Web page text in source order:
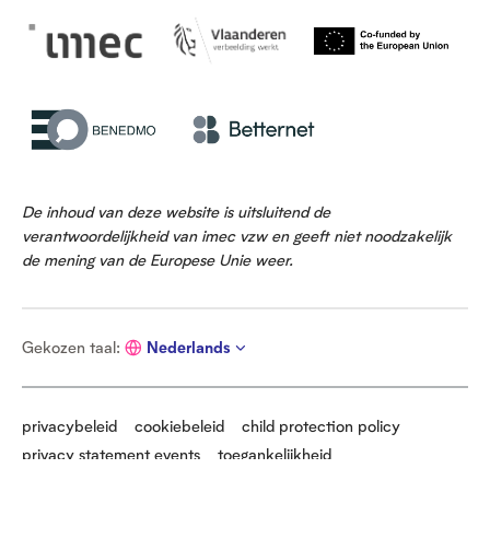
De inhoud van deze website is uitsluitend de
verantwoordelijkheid van imec vzw en geeft niet noodzakelijk
de mening van de Europese Unie weer.
Gekozen taal:
G
k
z
e
n
Nederlands
privacybeleid cookiebeleid
child protection policy
privacy statement events
toegankelijkheid